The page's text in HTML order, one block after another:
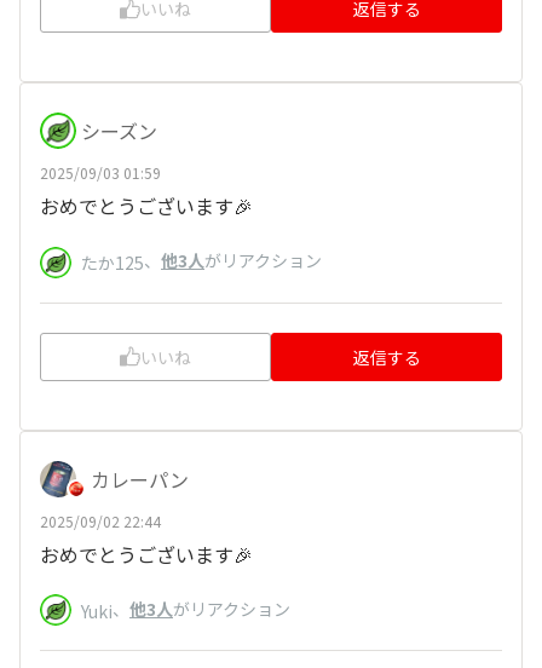
いいね 返信する
シーズン
2025/09/03 01:59
おめでとうございます🎉
たか125、 他3人がリアクション
いいね 返信する
カレーパン
2025/09/02 22:44
おめでとうございます🎉
Yuki、 他3人がリアクション